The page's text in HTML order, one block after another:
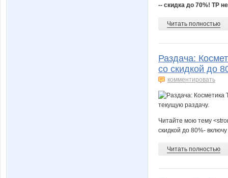
-- скидка до 70%! ТР
Читать полностью
Раздача:
со скидкой до
комментировать
Читайте мою тему
скидкой до 80%-
Читать полностью